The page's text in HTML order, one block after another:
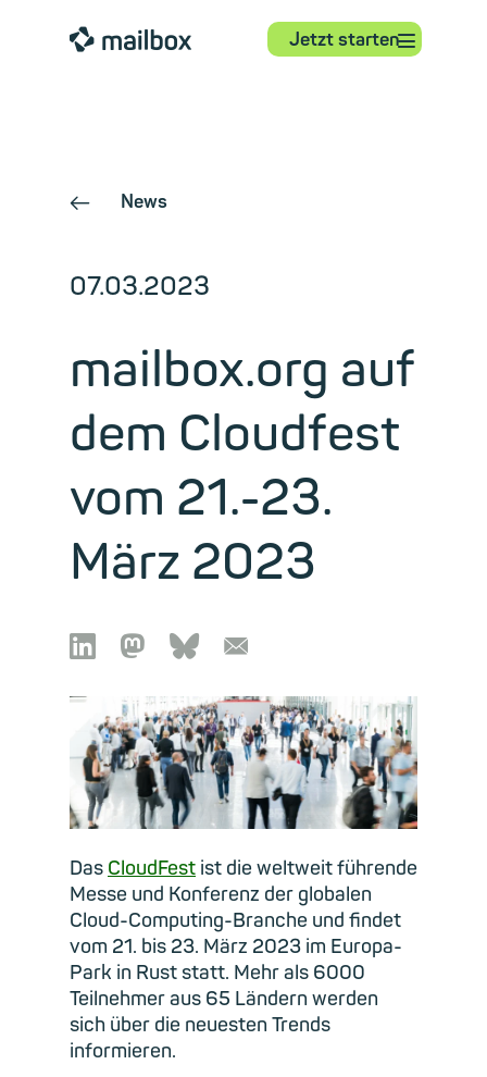
mailbox Jetzt starten⋮
← News
07.03.2023
mailbox.org auf
dem Cloudfest
vom 21.-23.
März 2023
 🦣︎ 🦋︎ 📧︎
Das CloudFest ist die weltweit führende
Messe und Konferenz der globalen
Cloud-Computing-Branche und findet
vom 21. bis 23. März 2023 im Europa-
Park in Rust statt. Mehr als 6000
Teilnehmer aus 65 Ländern werden
sich über die neuesten Trends
informieren.